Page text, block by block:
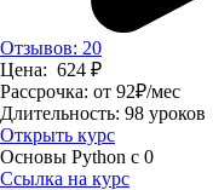
Отзывов: 20
Цена: 624 ₽
Рассрочка: от 92₽/мес
Длительность: 98 уроков
Открыть курс
Основы Python с 0
Ссылка на курс